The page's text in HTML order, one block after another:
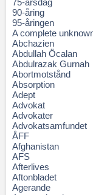
75-årsdag
90-åring
95-åringen
A complete
Abchazien
Abdullah Öcalan
Abdulrazak Gurnah
Abortmotstånd
Absorption
Adept
Advokat
Advokater
Advokatsamfundet
ÅFF
Afghanistan
AFS
Afterlives
Aftonbladet
Agerande